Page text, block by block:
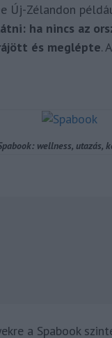
Új-Zélandon
ha nincs az
és meglépte.
a Spabook